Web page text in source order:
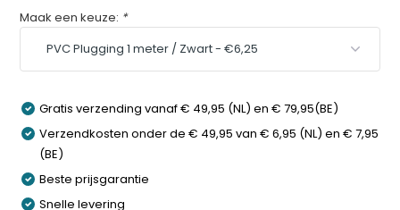
Maak een keuze: *
Gratis verzending vanaf € 49,95 (NL) en € 79,95(BE)
Verzendkosten onder de € 49,95 van € 6,95 (NL) en € 7,95
(BE)
Beste prijsgarantie
Snelle levering